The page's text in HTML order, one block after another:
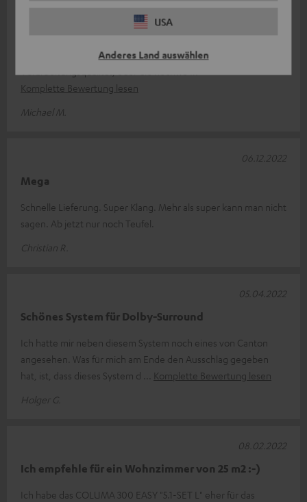
USA
Anderes Land auswählen
SET L" Lautsprecher-Set
Lautsprecher -Set sind durchweg positiv. Sei es die
Komplette Bewertung lesen
Michael M.
Mega
Schnelle Lieferung. Super Klang. Mehr als super kann man nicht
sagen. Ab jetzt nur noch Teufel.
Christian R.
06.12.2022
Schönes System für Dolby-Surround
Ich hatte mir neben diesem System noch eines von Canton
angesehen. Was für mich am Ende den Ausschlag gegeben
hat, ist, dass dieses System d
Komplette Bewertung lesen
Holger G.
05.04.2022
Ich empfehle für ein Wohnzimmer von 25 m2 :-)
Ich habe das COLUMA 300 EASY "5.1-SET L" eher für das
08.02.2022